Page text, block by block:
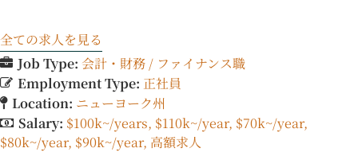
全ての求人を見る
Job Type: 会計・財務 / ファイナンス職
Employment Type: 正社員
Location: ニューヨーク州
Salary: $100k~/years $110k~/year $70k~/year
$80k~/year $90k~/year 高額求人